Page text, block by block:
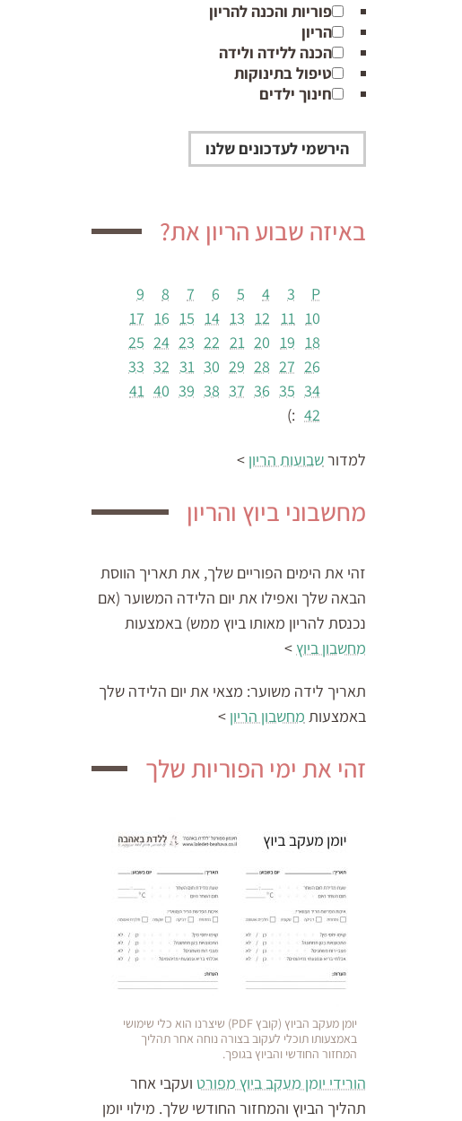
פוריות והכנה להריון
הריון
הכנה ללידה ולידה
טיפול בתינוקות
חינוך ילדים
באיזה שבוע הריון את?
P
3
4
5
6
7
8
9
10
11
12
13
14
15
16
17
18
19
20
21
22
23
24
25
26
27
28
29
30
31
32
33
34
35
36
37
38
39
40
41
42
:)
למדורשבועות הריון >
מחשבוני ביוץ והריון
זהי את הימים הפוריים שלך, את תאריך הווסת
הבאה שלך ואפילו את יום הלידה המשוער (אם
נכנסת להריון מאותו ביוץ ממש) באמצעות
מחשבון ביוץ >
תאריך לידה משוער: מצאי את יום הלידה שלך
באמצעות מחשבון הריון >
זהי את ימי הפוריות שלך
יומן מעקב הביוץ (קובץ PDF) שיצרנו הוא כלי שימושי
באמצעותו תוכלי לעקוב בצורה נוחה אחר תהליך
המחזור החודשי והביוץ בגופך.
הורידי יומן מעקב ביוץ מפורט ועקבי אחר
תהליך הביוץ והמחזור החודשי שלך. מילוי יומן